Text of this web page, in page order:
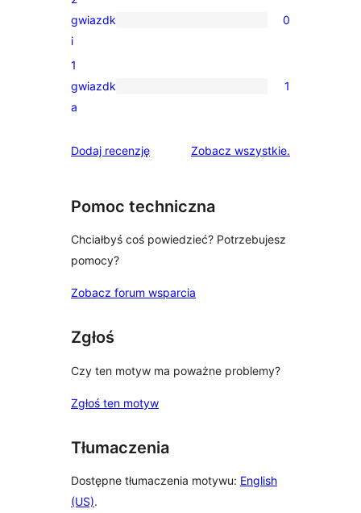
3-
gwiazdkowych
0
recenzji
2-
gwiazdkowych
gwiazdk
i
0
1
recenzja
gwiazdkowa
1
gwiazdk
a
1
Dodaj recenzję Zobacz wszystkierecenzje
.
Pomoc techniczna
Chciałbyś coś powiedzieć? Potrzebujesz
pomocy?
Zobacz forum wsparcia
Zgłoś
Czy ten motyw ma poważne problemy?
Zgłoś ten motyw
Tłumaczenia
Dostępne tłumaczenia motywu: English
(US).